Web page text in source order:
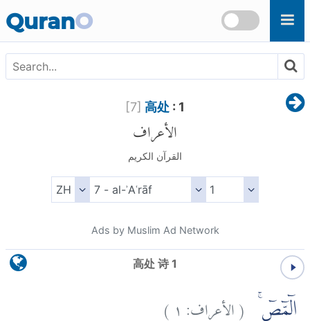
QuranO
[7] 高处: 1
الأعراف
القرآن الكريم
Ads by Muslim Ad Network
高处 诗 1
الۤمّۤصۤ ۚ (الأعراف: ١ )